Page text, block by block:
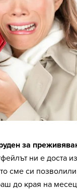
за
ни е доста
сме си
до края на